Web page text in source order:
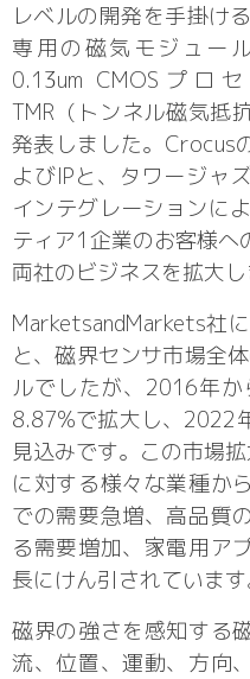
レベルの開発を手掛け
専用の磁気モジュー
0.13um CMOSプロ
TMR（トンネル磁気抵
発表しました。Crocus
よびIPと、タワージャ
インテグレーションに
ティア1企業のお客様へ
両社のビジネスを拡大し
MarketsandMarkets社
と、磁界センサ市場全
ルでしたが、2016年
8.87%で拡大し、2022
見込みです。この市場
に対する様々な業種か
での需要急増、高品質
る需要増加、家電用ア
長にけん引されています
磁界の強さを感知する
流、位置、運動、方向